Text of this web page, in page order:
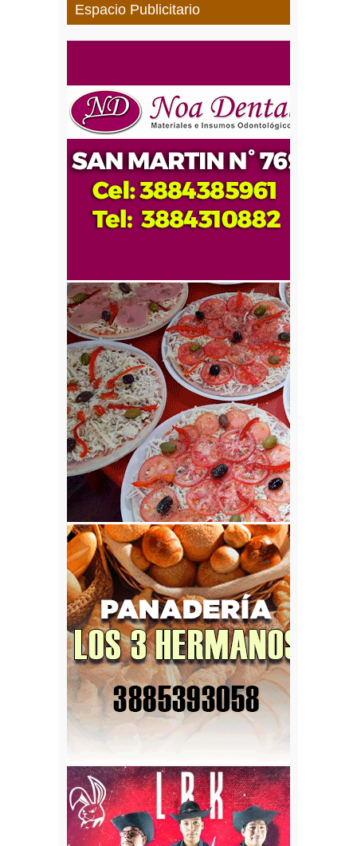
Espacio Publicitario